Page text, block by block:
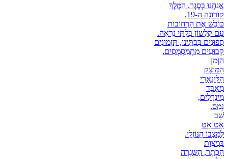
אֲנַחְנוּ בְּסֶגֶר. הַמֶּלֶךְ
קוֹרוֹנָה הַ-19,
כּוֹבֵשׁ אֶת הָרְחוֹבוֹת
עִם קִלְשׁוֹן בִּלְתִּי נִרְאֶה.
סְפוּנִים בְּבָתֵּינוּ, תִּזְמוּנִים
קְבוּעִים מִתְמַסְמְסִים,
הַזְּמַן
הַמּוּצָק
הַלִּינֵאָרִי
מְאַבֵּד
מִינֵרָלִים,
נָמֵס,
שָׁב
אַט אַט
לְמַצָּבוֹ הַנּוֹזְלִי.
בְּמִצְוַת
הַכֶּתֶר, הַשִּׁגְרָה